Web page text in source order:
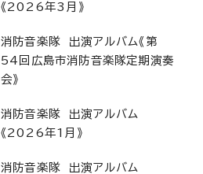
《2026年3月》
消防音楽隊 出演アルバム《第
54回広島市消防音楽隊定期演奏
会》
消防音楽隊 出演アルバム
《2026年1月》
消防音楽隊 出演アルバム